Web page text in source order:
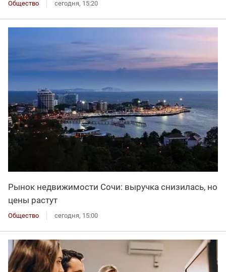
Общество сегодня, 15:20
Рынок недвижимости Сочи: выручка снизилась, но
цены растут
Общество сегодня, 15:00